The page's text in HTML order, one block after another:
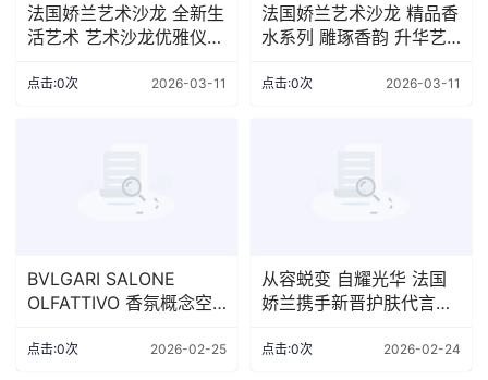
法国娇兰艺术沙龙 全新生
活艺术 艺术沙龙优雅仪典
点击:0次 2026-03-11
法国娇兰艺术沙龙 精品香
水系列 雕琢香韵 升华艺
点击:0次 2026-03-11
BVLGARI SALONE
OLFATTIVO 香氛概念空
点击:0次 2026-02-25
从容蜕变 自耀光华 法国
娇兰携手新晋护肤代言人
点击:0次 2026-02-24